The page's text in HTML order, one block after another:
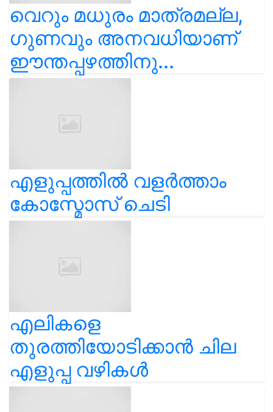
വെറും മധുരം മാത്രമല്ല,
ഗുണവും അനവധിയാണ്
ഈന്തപ്പഴത്തിനു...
എളുപ്പത്തിൽ വളർത്താം
കോസ്മോസ് ചെടി
എലികളെ
തുരത്തിയോടിക്കാൻ ചില
എളുപ്പ വഴികൾ